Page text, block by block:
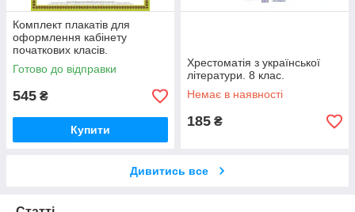
Комплект плакатів для
оформлення кабінету
початкових класів.
Готово до відправки
545 ₴
Купити
Хрестоматія з української
літератури. 8 клас.
Немає в наявності
185 ₴
Дивитись все